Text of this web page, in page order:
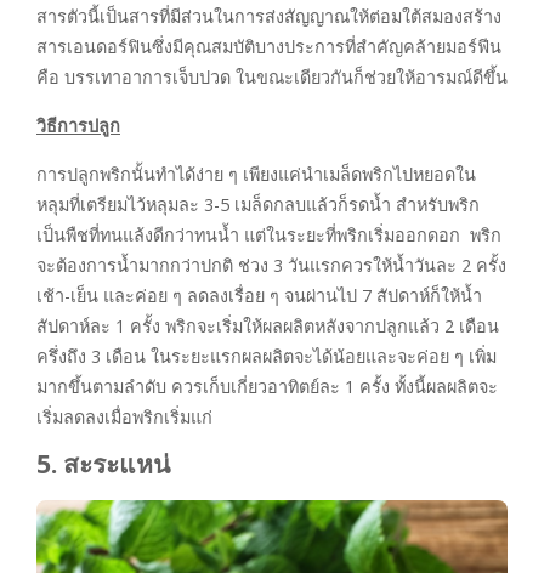
สารตัวนี้เป็นสารที่มีส่วนในการส่งสัญญาณให้ต่อมใต้สมองสร้าง
สารเอนดอร์ฟินซึ่งมีคุณสมบัติบางประการที่สำคัญคล้ายมอร์ฟีน
คือ บรรเทาอาการเจ็บปวด ในขณะเดียวกันก็ช่วยให้อารมณ์ดีขึ้น
วิธีการปลูก
การปลูกพริกนั้นทำได้ง่าย ๆ เพียงแค่นำเมล็ดพริกไปหยอดใน
หลุมที่เตรียมไว้หลุมละ 3-5 เมล็ดกลบแล้วก็รดน้ำ สำหรับพริก
เป็นพืชที่ทนแล้งดีกว่าทนน้ำ แต่ในระยะที่พริกเริ่มออกดอก พริก
จะต้องการน้ำมากกว่าปกติ ช่วง 3 วันแรกควรให้น้ำวันละ 2 ครั้ง
เช้า-เย็น และค่อย ๆ ลดลงเรื่อย ๆ จนผ่านไป 7 สัปดาห์ก็ให้น้ำ
สัปดาห์ละ 1 ครั้ง พริกจะเริ่มให้ผลผลิตหลังจากปลูกแล้ว 2 เดือน
ครึ่งถึง 3 เดือน ในระยะแรกผลผลิตจะได้น้อยและจะค่อย ๆ เพิ่ม
มากขึ้นตามลำดับ ควรเก็บเกี่ยวอาทิตย์ละ 1 ครั้ง ทั้งนี้ผลผลิตจะ
เริ่มลดลงเมื่อพริกเริ่มแก่
5. สะระแหน่